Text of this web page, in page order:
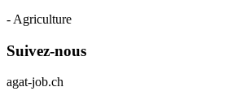
- Agriculture
Suivez-nous
agat-job.ch